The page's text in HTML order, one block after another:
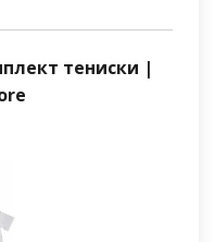
тениски |